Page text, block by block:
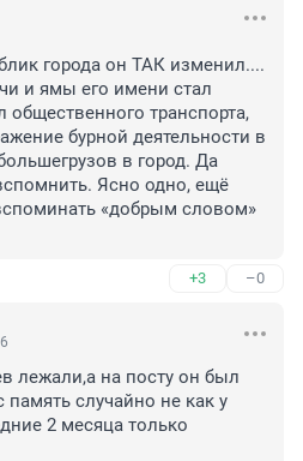
города он ТАК изменил....
и ямы его имени стал
транспорта,
бурной деятельности в
в город. Да
Ясно одно, ещё
«добрым словом»
+3 –0
лежали,а на посту он был
память случайно не как у
2 месяца только